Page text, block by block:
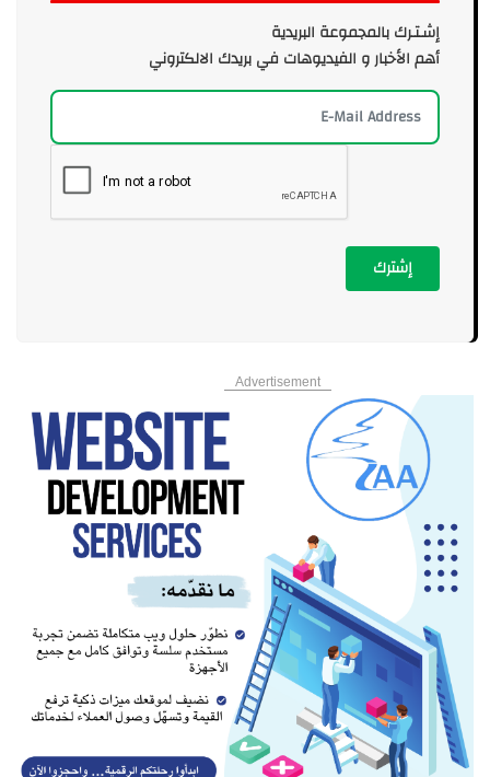
إشـتـرك بالمجموعة البريدية
أهم الأخبار و الفيديوهات في بريدك الالكتروني
إشترك
Advertisement